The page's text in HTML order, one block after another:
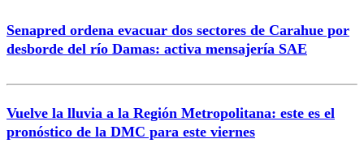
Senapred ordena evacuar dos sectores de Carahue por
desborde del río Damas: activa mensajería SAE
Vuelve la lluvia a la Región Metropolitana: este es el
pronóstico de la DMC para este viernes